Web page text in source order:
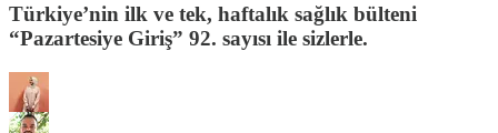
Türkiye’nin ilk ve tek, haftalık sağlık bülteni
“Pazartesiye Giriş” 92. sayısı ile sizlerle.